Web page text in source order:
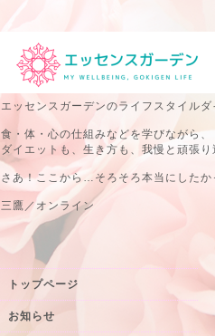
エッセンスガーデンのライフスタイル
食・体・心の仕組みなどを学びながら
ダイエットも、生き方も、我慢と頑張り
さあ！ここから…そろそろ本当にした
三鷹／オンライン
トップページ
お知らせ